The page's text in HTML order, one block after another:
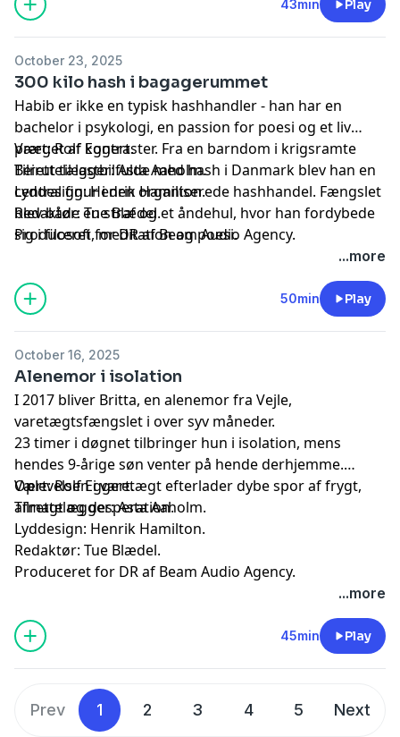
43min Play
October 23, 2025
300 kilo hash i bagagerummet
Habib er ikke en typisk hashhandler - han har en
bachelor i psykologi, en passion for poesi og et liv
præget af kontraster. Fra en barndom i krigsramte
Beirut til lastbilfulde med hash i Danmark blev han en
central figur i den organiserede hashhandel. Fængslet
blev både en straf og et åndehul, hvor han fordybede
sig i filosofi, meditation og poesi.
Vært: Rolf Eggert.
Tilrettelægger: Asta Aaholm.
Lyddesign: Henrik Hamilton.
Redaktør: Tue Blædel.
Produceret for DR af Beam Audio Agency.
...more
50min Play
October 16, 2025
Alenemor i isolation
I 2017 bliver Britta, en alenemor fra Vejle,
varetægtsfængslet i over syv måneder.
23 timer i døgnet tilbringer hun i isolation, mens
hendes 9-årige søn venter på hende derhjemme.
Oplevelsen i varetægt efterlader dybe spor af frygt,
afmagt og desperation.
Vært: Rolf Eggert.
Tilrettelægger: Asta Aaholm.
Lyddesign: Henrik Hamilton.
Redaktør: Tue Blædel.
Produceret for DR af Beam Audio Agency.
...more
45min Play
Prev 1 2 3 4 5 Next